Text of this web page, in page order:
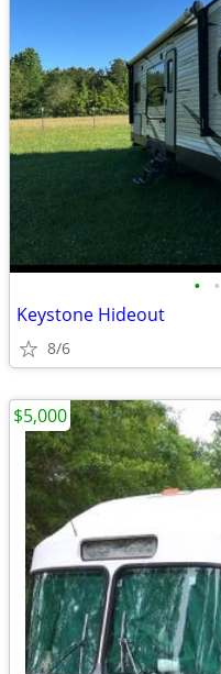
• •
Keystone Hideout
8/6
$5,000